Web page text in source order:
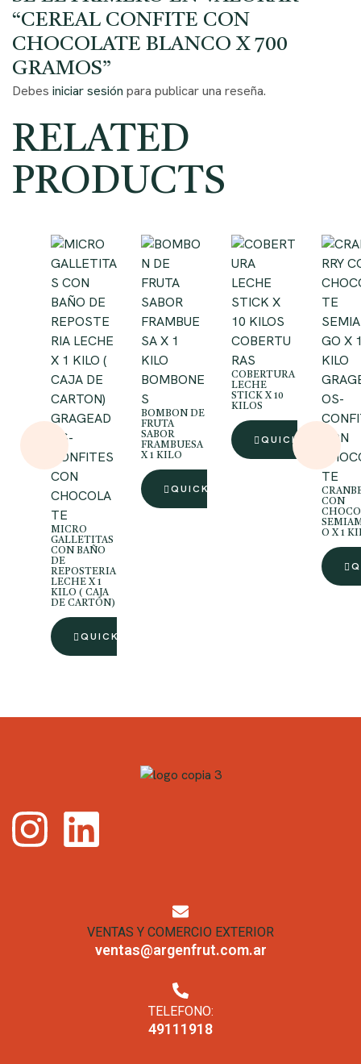
“CEREAL CONFITE CON
CHOCOLATE BLANCO X 700
GRAMOS”
Debes iniciar sesión para publicar una reseña.
RELATED
PRODUCTS
GRAGEAD
OS-
CONFITES
CON
CHOCOLA
TE
MICRO
GALLETITAS
CON BAÑO
DE
REPOSTERIA
LECHE X 1
KILO ( CAJA
DE CARTON)
QUICK VIEW
BOMBONE
S
BOMBON DE
FRUTA
SABOR
FRAMBUESA
X 1 KILO
QUICK VIEW
COBERTU
RAS
COBERTURA
LECHE
STICK X 10
KILOS
QUICK VIEW
OS-
CON
TE
CON
O X 1
VENTAS Y COMERCIO EXTERIOR
ventas@argenfrut.com.ar
TELEFONO:
49111918